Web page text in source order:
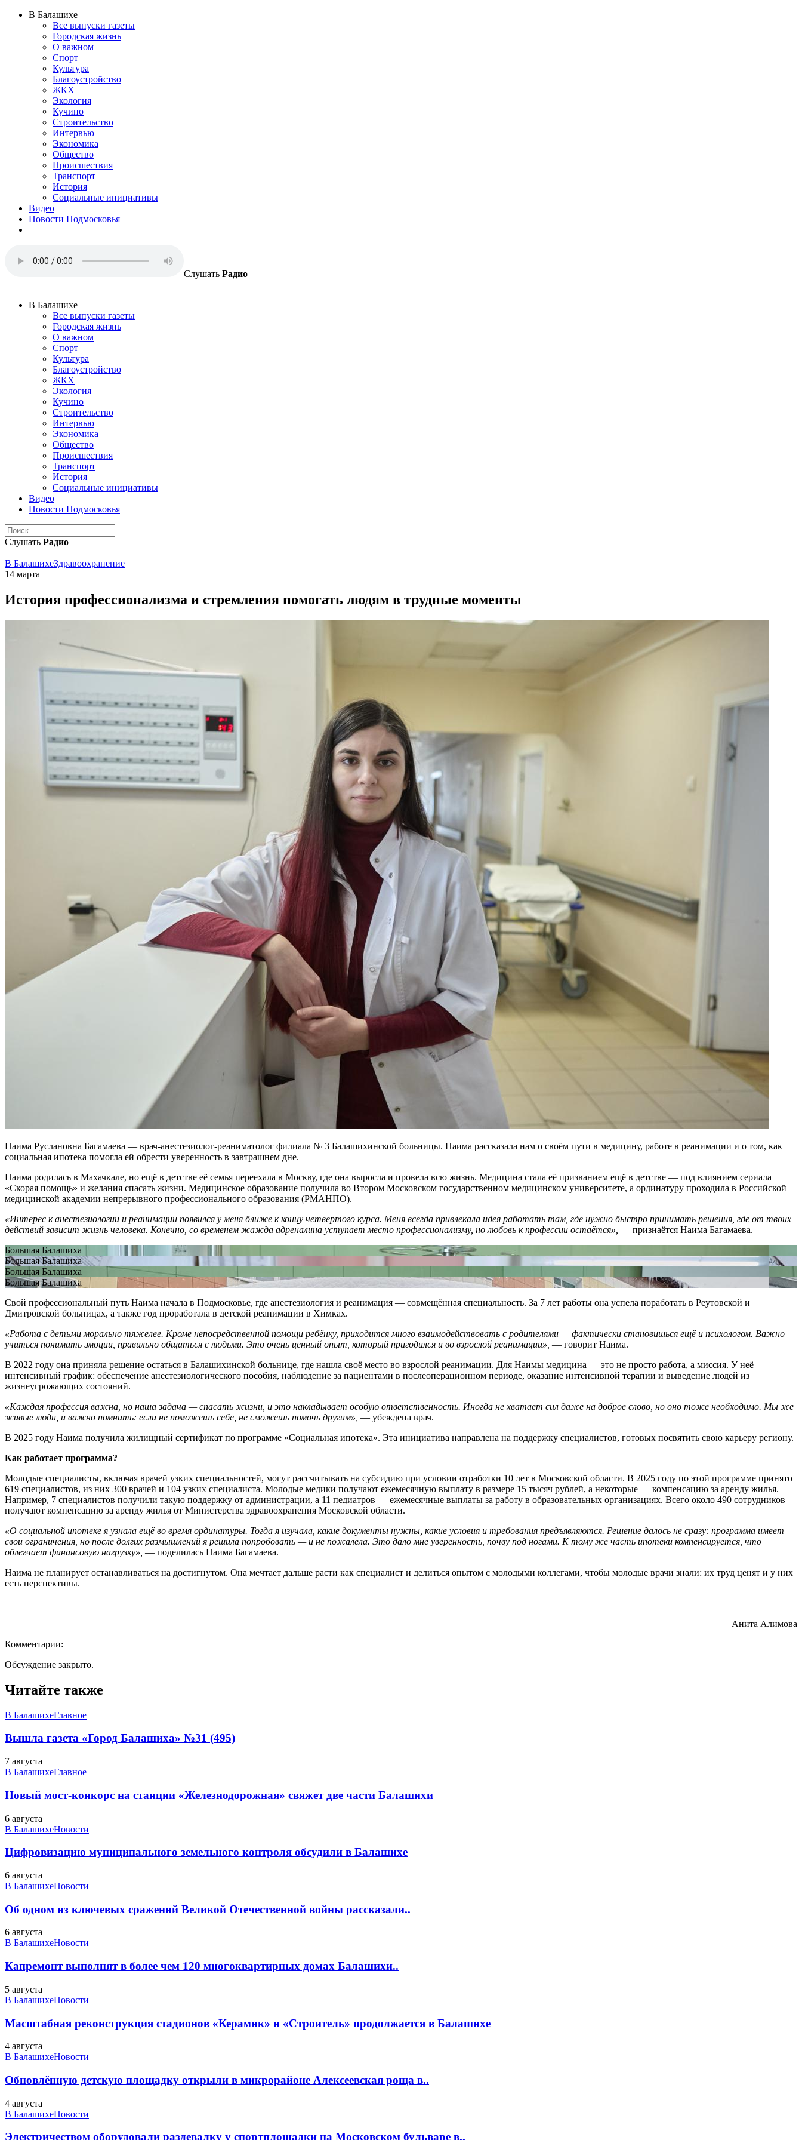
В Балашихе
Все выпуски газеты
Городская жизнь
О важном
Спорт
Культура
Благоустройство
ЖКХ
Экология
Кучино
Строительство
Интервью
Экономика
Общество
Происшествия
Транспорт
История
Социальные инициативы
Видео
Новости Подмосковья
Слушать Радио
В Балашихе
Все выпуски газеты
Городская жизнь
О важном
Спорт
Культура
Благоустройство
ЖКХ
Экология
Кучино
Строительство
Интервью
Экономика
Общество
Происшествия
Транспорт
История
Социальные инициативы
Видео
Новости Подмосковья
Слушать Радио
В БалашихеЗдравоохранение
14 марта
История профессионализма и стремления помогать людям в трудные моменты
Наима Руслановна Багамаева — врач-анестезиолог-реаниматолог филиала № 3 Балашихинской больницы. Наима рассказала нам о своём пути в медицину, работе в реанимации и о том, как
социальная ипотека помогла ей обрести уверенность в завтрашнем дне.
Наима родилась в Махачкале, но ещё в детстве её семья переехала в Москву, где она выросла и провела всю жизнь. Медицина стала её призванием ещё в детстве — под влиянием сериала
«Скорая помощь» и желания спасать жизни. Медицинское образование получила во Втором Московском государственном медицинском университете, а ординатуру проходила в Российской
медицинской академии непрерывного профессионального образования (РМАНПО).
«Интерес к анестезиологии и реанимации появился у меня ближе к концу четвертого курса. Меня всегда привлекала идея работать там, где нужно быстро принимать решения, где от твоих
действий зависит жизнь человека. Конечно, со временем жажда адреналина уступает место профессионализму, но любовь к профессии остаётся», — признаётся Наима Багамаева.
Большая Балашиха
Большая Балашиха
Большая Балашиха
Большая Балашиха
Свой профессиональный путь Наима начала в Подмосковье, где анестезиология и реанимация — совмещённая специальность. За 7 лет работы она успела поработать в Реутовской и
Дмитровской больницах, а также год проработала в детской реанимации в Химках.
«Работа с детьми морально тяжелее. Кроме непосредственной помощи ребёнку, приходится много взаимодействовать с родителями — фактически становишься ещё и психологом. Важно
учиться понимать эмоции, правильно общаться с людьми. Это очень ценный опыт, который пригодился и во взрослой реанимации», — говорит Наима.
В 2022 году она приняла решение остаться в Балашихинской больнице, где нашла своё место во взрослой реанимации. Для Наимы медицина — это не просто работа, а миссия. У неё
интенсивный график: обеспечение анестезиологического пособия, наблюдение за пациентами в послеоперационном периоде, оказание интенсивной терапии и выведение людей из
жизнеугрожающих состояний.
«Каждая профессия важна, но наша задача — спасать жизни, и это накладывает особую ответственность. Иногда не хватает сил даже на доброе слово, но оно тоже необходимо. Мы же
живые люди, и важно помнить: если не поможешь себе, не сможешь помочь другим», — убеждена врач.
В 2025 году Наима получила жилищный сертификат по программе «Социальная ипотека». Эта инициатива направлена на поддержку специалистов, готовых посвятить свою карьеру региону.
Как работает программа?
Молодые специалисты, включая врачей узких специальностей, могут рассчитывать на субсидию при условии отработки 10 лет в Московской области. В 2025 году по этой программе принято
619 специалистов, из них 300 врачей и 104 узких специалиста. Молодые медики получают ежемесячную выплату в размере 15 тысяч рублей, а некоторые — компенсацию за аренду жилья.
Например, 7 специалистов получили такую поддержку от администрации, а 11 педиатров — ежемесячные выплаты за работу в образовательных организациях. Всего около 490 сотрудников
получают компенсацию за аренду жилья от Министерства здравоохранения Московской области.
«О социальной ипотеке я узнала ещё во время ординатуры. Тогда я изучала, какие документы нужны, какие условия и требования предъявляются. Решение далось не сразу: программа имеет
свои ограничения, но после долгих размышлений я решила попробовать — и не пожалела. Это дало мне уверенность, почву под ногами. К тому же часть ипотеки компенсируется, что
облегчает финансовую нагрузку», — поделилась Наима Багамаева.
Наима не планирует останавливаться на достигнутом. Она мечтает дальше расти как специалист и делиться опытом с молодыми коллегами, чтобы молодые врачи знали: их труд ценят и у них
есть перспективы.
Анита Алимова
Комментарии:
Обсуждение закрыто.
Читайте также
В БалашихеГлавное
Вышла газета «Город Балашиха» №31 (495)
7 августа
В БалашихеГлавное
Новый мост-конкорс на станции «Железнодорожная» свяжет две части Балашихи
6 августа
В БалашихеНовости
Цифровизацию муниципального земельного контроля обсудили в Балашихе
6 августа
В БалашихеНовости
Об одном из ключевых сражений Великой Отечественной войны рассказали..
6 августа
В БалашихеНовости
Капремонт выполнят в более чем 120 многоквартирных домах Балашихи..
5 августа
В БалашихеНовости
Масштабная реконструкция стадионов «Керамик» и «Строитель» продолжается в Балашихе
4 августа
В БалашихеНовости
Обновлённую детскую площадку открыли в микрорайоне Алексеевская роща в..
4 августа
В БалашихеНовости
Электричеством оборудовали раздевалку у спортплощадки на Московском бульваре в..